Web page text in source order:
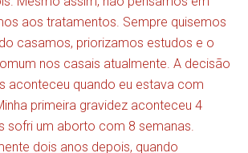
aos tratamentos. Sempre quisemos
casamos, priorizamos estudos e o
nos casais atualmente. A decisão
aconteceu quando eu estava com
primeira gravidez aconteceu 4
sofri um aborto com 8 semanas.
dois anos depois, quando